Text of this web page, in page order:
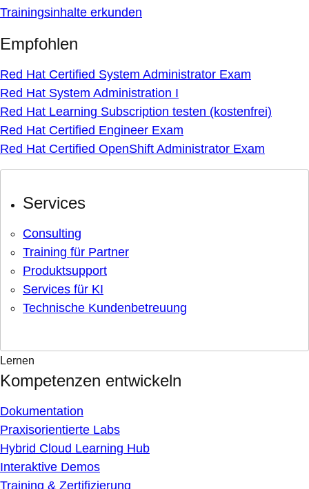
Trainingsinhalte erkunden
Empfohlen
Red Hat Certified System Administrator Exam
Red Hat System Administration I
Red Hat Learning Subscription testen (kostenfrei)
Red Hat Certified Engineer Exam
Red Hat Certified OpenShift Administrator Exam
Services
Consulting
Training für Partner
Produktsupport
Services für KI
Technische Kundenbetreuung
Lernen
Kompetenzen entwickeln
Dokumentation
Praxisorientierte Labs
Hybrid Cloud Learning Hub
Interaktive Demos
Training & Zertifizierung